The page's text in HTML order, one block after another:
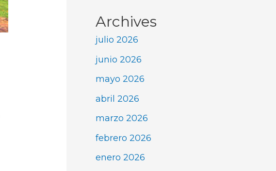
Archives
julio 2026
junio 2026
mayo 2026
abril 2026
marzo 2026
febrero 2026
enero 2026